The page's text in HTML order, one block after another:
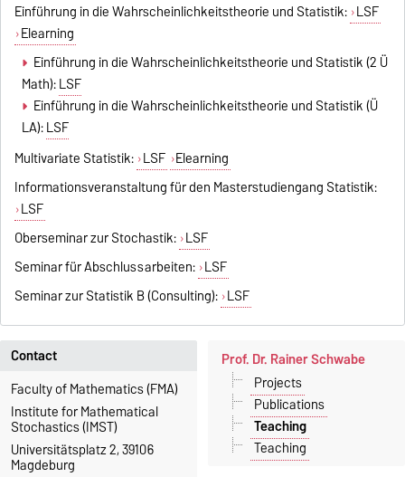
Einführung in die Wahrscheinlichkeitstheorie und Statistik: LSF
Elearning
Einführung in die Wahrscheinlichkeitstheorie und Statistik (2 Ü
Math):LSF
Einführung in die Wahrscheinlichkeitstheorie und Statistik (Ü
LA):LSF
Multivariate Statistik: LSF Elearning
Informationsveranstaltung für den Masterstudiengang Statistik:
LSF
Oberseminar zur Stochastik: LSF
Seminar für Abschlussarbeiten: LSF
Seminar zur Statistik B (Consulting): LSF
Contact
Faculty of Mathematics (FMA)
Institute for Mathematical
Stochastics (IMST)
Universitätsplatz 2, 39106
Magdeburg
Prof. Dr. Rainer Schwabe
Projects
Publications
Teaching
Teaching